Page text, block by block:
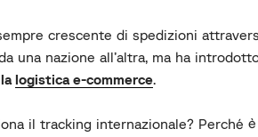
crescente di spedizioni
una nazione all’altra, ma ha
logistica e-commerce.
il tracking internazionale? Perché